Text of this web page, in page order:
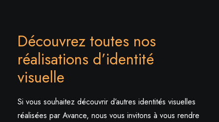
Découvrez toutes nos
réalisations d’identité
visuelle
Si vous souhaitez découvrir d’autres identités visuelles
réalisées par Avance, nous vous invitons à vous rendre